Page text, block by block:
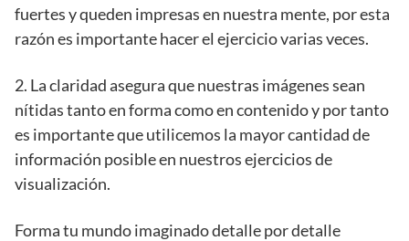
fuertes y queden impresas en nuestra mente, por esta
razón es importante hacer el ejercicio varias veces.
2. La claridad asegura que nuestras imágenes sean
nítidas tanto en forma como en contenido y por tanto
es importante que utilicemos la mayor cantidad de
información posible en nuestros ejercicios de
visualización.
Forma tu mundo imaginado detalle por detalle